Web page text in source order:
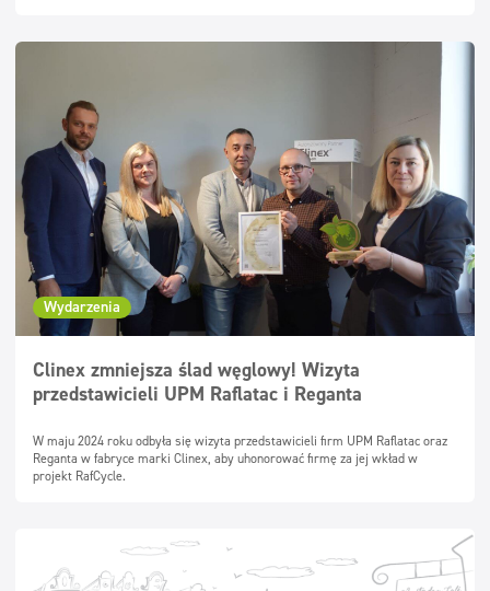
Wydarzenia
Clinex zmniejsza ślad węglowy! Wizyta
przedstawicieli UPM Raflatac i Reganta
W maju 2024 roku odbyła się wizyta przedstawicieli firm UPM Raflatac oraz
Reganta w fabryce marki Clinex, aby uhonorować firmę za jej wkład w
projekt RafCycle.